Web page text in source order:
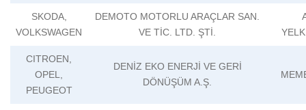
SKODA,
VOLKSWAGEN
DEMOTO MOTORLU ARAÇLAR SAN.
VE TİC. LTD. ŞTİ.
CITROEN,
OPEL,
PEUGEOT
DENİZ EKO ENERJİ VE GERİ
DÖNÜŞÜM A.Ş.